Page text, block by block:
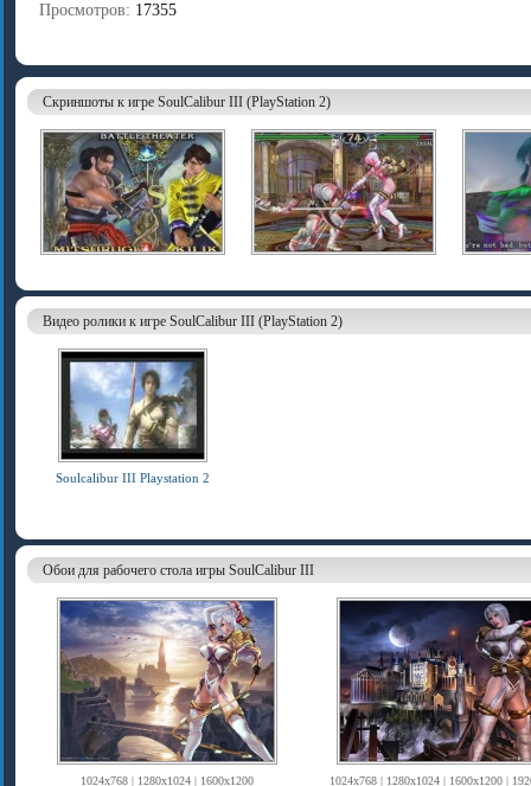
Просмотров: 17355
Скриншоты к игре SoulCalibur III (PlayStation 2)
Видео ролики к игре SoulCalibur III (PlayStation 2)
Soulcalibur III Playstation 2
Обои для рабочего стола игры SoulCalibur III
1024x768 | 1280x1024 | 1600x1200 1024x768 | 1280x1024 | 1600x1200 |